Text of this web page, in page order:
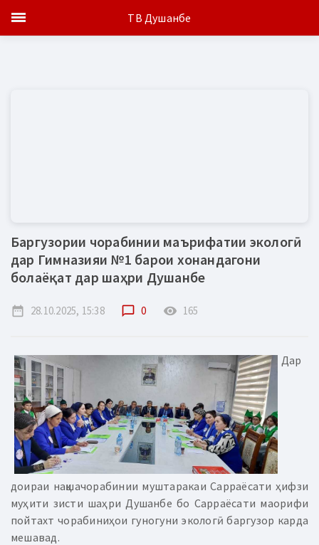
Баргузории чорабинии маърифатии экологӣ
дар Гимназияи №1 барои хонандагони
болаёқат дар шаҳри Душанбе
date_range 28.10.2025, 15:38 chat_bubble_outline 0 remove_red_eye 165
Дар
доираи нақшачорабинии муштаракаи Сарраёсати ҳифзи
муҳити зисти шаҳри Душанбе бо Сарраёсати маорифи
пойтахт чорабиниҳои гуногуни экологӣ баргузор карда
мешавад.
ТВ Душанбе